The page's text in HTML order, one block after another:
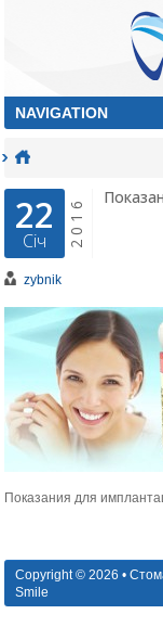
22
Січ 2016
zybnik
Показания для
Copyright © 2026 •
Smile